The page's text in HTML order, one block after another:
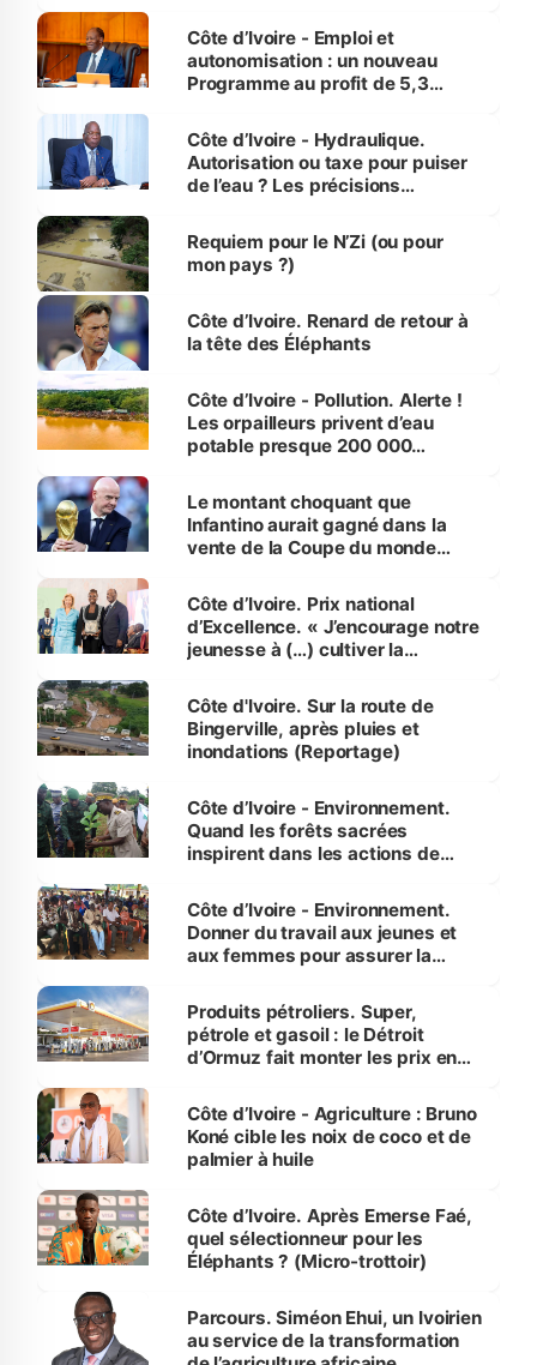
et Yamoussoukro
Côte d’Ivoire - Emploi et
autonomisation : un nouveau
Programme au profit de 5,3
Côte d’Ivoire - Hydraulique.
Autorisation ou taxe pour puiser
de l’eau ? Les précisions
Requiem pour le N’Zi (ou pour
mon pays ?)
Côte d’Ivoire. Renard de retour à
la tête des Éléphants
Côte d’Ivoire - Pollution. Alerte !
Les orpailleurs privent d’eau
potable presque 200 000
Le montant choquant que
Infantino aurait gagné dans la
vente de la Coupe du monde
Côte d’Ivoire. Prix national
d’Excellence. « J’encourage notre
jeunesse à (…) cultiver la
(Alassane Ouattara
Côte d'Ivoire. Sur la route de
Bingerville, après pluies et
inondations (Reportage)
Côte d’Ivoire - Environnement.
Quand les forêts sacrées
inspirent dans les actions de
Côte d’Ivoire - Environnement.
Donner du travail aux jeunes et
aux femmes pour assurer la
menacées
Produits pétroliers. Super,
pétrole et gasoil : le Détroit
d’Ormuz fait monter les prix en
Côte d’Ivoire - Agriculture : Bruno
Koné cible les noix de coco et de
palmier à huile
Côte d’Ivoire. Après Emerse Faé,
quel sélectionneur pour les
Éléphants ? (Micro-trottoir)
Parcours. Siméon Ehui, un Ivoirien
au service de la transformation